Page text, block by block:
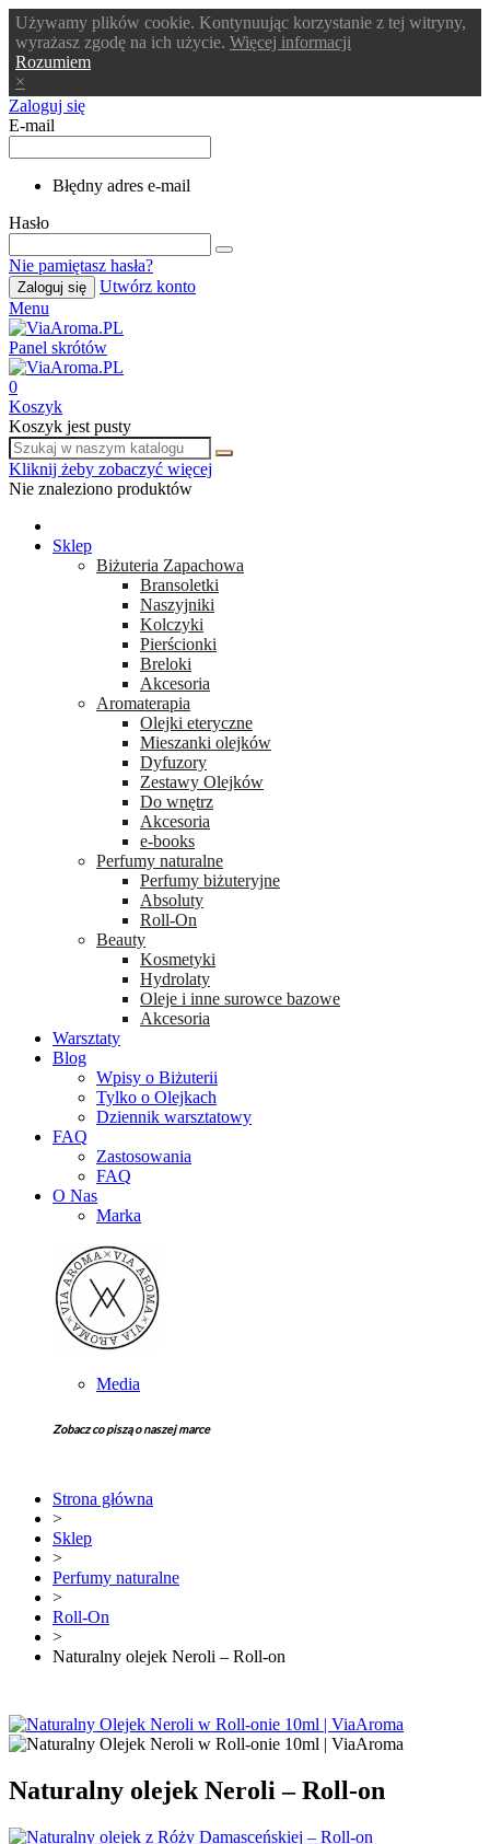
Używamy plików cookie. Kontynuując korzystanie z tej witryny,
wyrażasz zgodę na ich użycie. Więcej informacji
Rozumiem
×
Zaloguj się
E-mail
Błędny adres e-mail
Hasło
Nie pamiętasz hasła?
Zaloguj się
Utwórz konto
Menu
Panel skrótów
0
Koszyk
Koszyk jest pusty
Kliknij żeby zobaczyć więcej
Nie znaleziono produktów
Sklep
Biżuteria Zapachowa
Bransoletki
Naszyjniki
Kolczyki
Pierścionki
Breloki
Akcesoria
Aromaterapia
Olejki eteryczne
Mieszanki olejków
Dyfuzory
Zestawy Olejków
Do wnętrz
Akcesoria
e-books
Perfumy naturalne
Perfumy biżuteryjne
Absoluty
Roll-On
Beauty
Kosmetyki
Hydrolaty
Oleje i inne surowce bazowe
Akcesoria
Warsztaty
Blog
Wpisy o Biżuterii
Tylko o Olejkach
Dziennik warsztatowy
FAQ
Zastosowania
FAQ
O Nas
Marka
Media
Zobacz co piszą o naszej marce
Strona główna
>
Sklep
>
Perfumy naturalne
>
Roll-On
>
Naturalny olejek Neroli – Roll-on
Naturalny olejek Neroli – Roll-on